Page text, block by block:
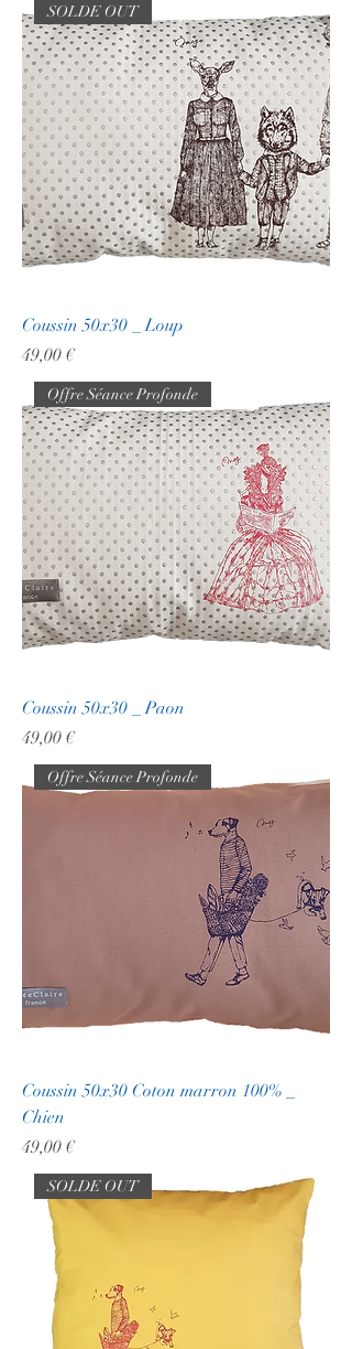
SOLDE OUT
Coussin 50x30 _ Loup
Prix
49,00 €
Offre Séance Profonde
Coussin 50x30 _ Paon
Prix
49,00 €
Offre Séance Profonde
Coussin 50x30 Coton marron 100% _
Chien
Prix
49,00 €
SOLDE OUT